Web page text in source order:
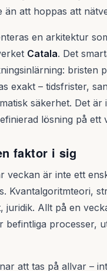
än att hoppas att
en arkitektur
Catala. Det
bristen
exakt – tidsfrister,
säkerhet. Det är
lösning på ett
faktor i sig
veckan är inte ett
Kvantalgoritmteori,
Allt på en
processer,
att tas på allvar –